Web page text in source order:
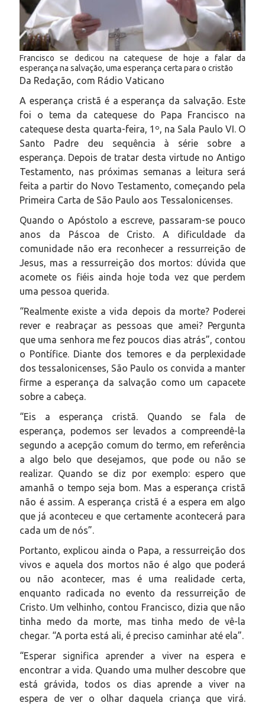
Francisco se dedicou na catequese de hoje a falar da
esperança na salvação, uma esperança certa para o cristão
Da Redação, com Rádio Vaticano
A esperança cristã é a esperança da salvação. Este
foi o tema da catequese do Papa Francisco na
catequese desta quarta-feira, 1º, na Sala Paulo VI. O
Santo Padre deu sequência à série sobre a
esperança. Depois de tratar desta virtude no Antigo
Testamento, nas próximas semanas a leitura será
feita a partir do Novo Testamento, começando pela
Primeira Carta de São Paulo aos Tessalonicenses.
Quando o Apóstolo a escreve, passaram-se pouco
anos da Páscoa de Cristo. A dificuldade da
comunidade não era reconhecer a ressurreição de
Jesus, mas a ressurreição dos mortos: dúvida que
acomete os fiéis ainda hoje toda vez que perdem
uma pessoa querida.
“Realmente existe a vida depois da morte? Poderei
rever e reabraçar as pessoas que amei? Pergunta
que uma senhora me fez poucos dias atrás”, contou
o Pontífice. Diante dos temores e da perplexidade
dos tessalonicenses, São Paulo os convida a manter
firme a esperança da salvação como um capacete
sobre a cabeça.
“Eis a esperança cristã. Quando se fala de
esperança, podemos ser levados a compreendê-la
segundo a acepção comum do termo, em referência
a algo belo que desejamos, que pode ou não se
realizar. Quando se diz por exemplo: espero que
amanhã o tempo seja bom. Mas a esperança cristã
não é assim. A esperança cristã é a espera em algo
que já aconteceu e que certamente acontecerá para
cada um de nós”.
Portanto, explicou ainda o Papa, a ressurreição dos
vivos e aquela dos mortos não é algo que poderá
ou não acontecer, mas é uma realidade certa,
enquanto radicada no evento da ressurreição de
Cristo. Um velhinho, contou Francisco, dizia que não
tinha medo da morte, mas tinha medo de vê-la
chegar. “A porta está ali, é preciso caminhar até ela”.
“Esperar significa aprender a viver na espera e
encontrar a vida. Quando uma mulher descobre que
está grávida, todos os dias aprende a viver na
espera de ver o olhar daquela criança que virá.